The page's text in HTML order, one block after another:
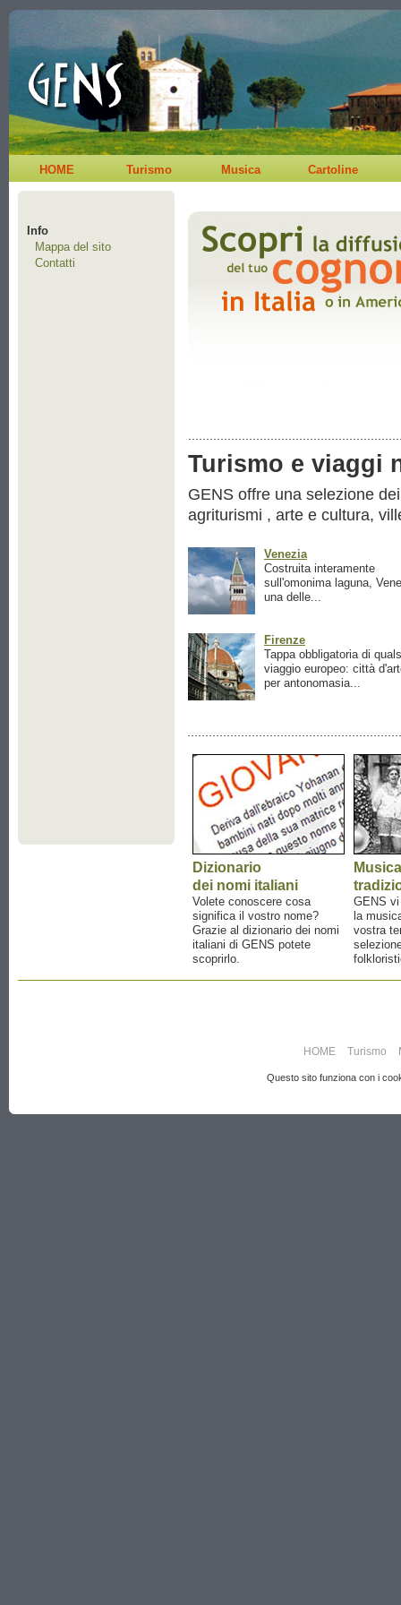
HOME Turismo Musica Cartoline
Info
Mappa del sito
Contatti
Turismo e viaggi
GENS offre una selezione
agriturismi , arte e cultura,
Venezia
Costruita interamente
sull'omonima laguna,
una delle...
Firenze
Tappa obbligatoria di
viaggio europeo: città
per antonomasia...
Dizionario
dei nomi italiani
Volete conoscere cosa
significa il vostro nome?
Grazie al dizionario dei nomi
italiani di GENS potete
scoprirlo.
Musica
GENS
la
vostra
HOME Turismo
Questo sito funziona con i